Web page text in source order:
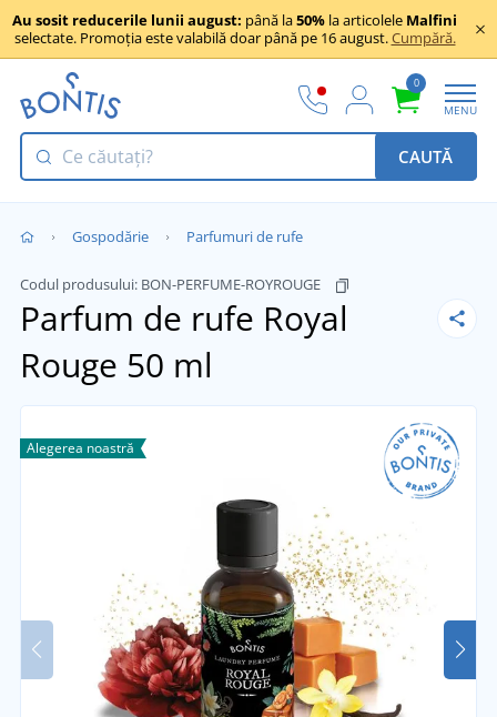
Au sosit reducerile lunii august: până la50% la articolele Malfini
selectate. Promoția este valabilă doar până pe 16 august.Cumpără.
0
MENU
CAUTĂ
Gospodărie Parfumuri de rufe
Codul produsului: BON-PERFUME-ROYROUGE
Parfum de rufe Royal
Rouge 50 ml
Alegerea noastră